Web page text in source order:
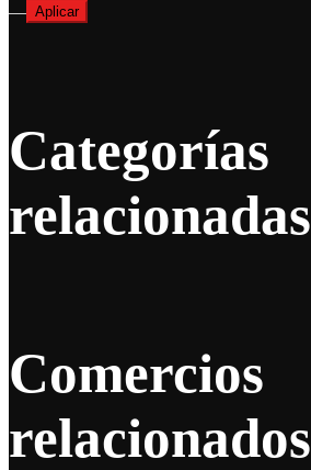
— Aplicar
Categorías
relacionadas
Comercios
relacionados